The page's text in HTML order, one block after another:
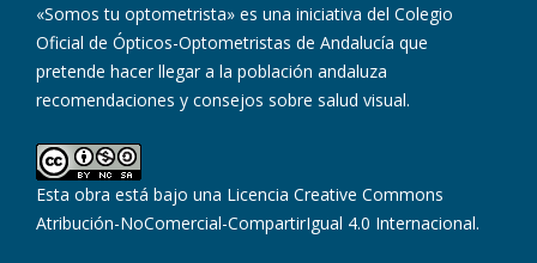
«Somos tu optometrista» es una iniciativa del Colegio
Oficial de Ópticos-Optometristas de Andalucía que
pretende hacer llegar a la población andaluza
recomendaciones y consejos sobre salud visual.
Esta obra está bajo una Licencia Creative Commons
Atribución-NoComercial-CompartirIgual 4.0 Internacional.